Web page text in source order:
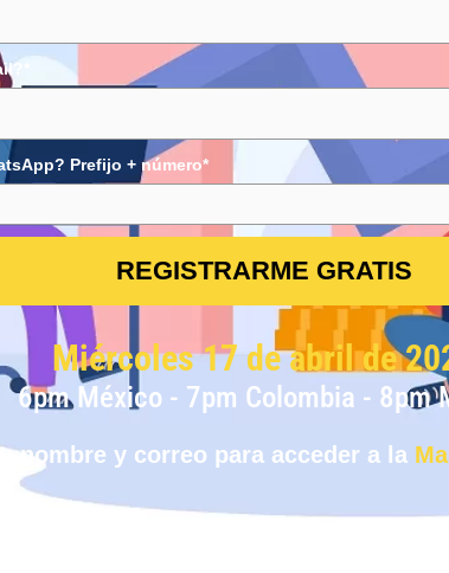
Prefijo + número*
REGISTRARME GRATIS
Miércoles 17 de abril de
6pm México - 7pm Colombia - 8pm
nombre y correo para acceder a la